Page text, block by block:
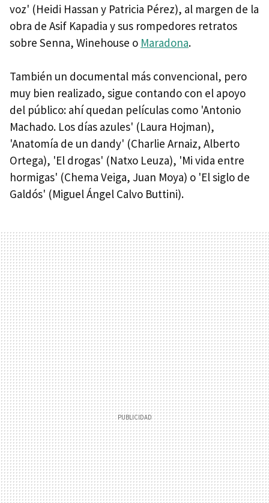
voz' (Heidi Hassan y Patricia Pérez), al margen de la
obra de Asif Kapadia y sus rompedores retratos
sobre Senna, Winehouse o Maradona.
También un documental más convencional, pero
muy bien realizado, sigue contando con el apoyo
del público: ahí quedan películas como 'Antonio
Machado. Los días azules' (Laura Hojman),
'Anatomía de un dandy' (Charlie Arnaiz, Alberto
Ortega), 'El drogas' (Natxo Leuza), 'Mi vida entre
hormigas' (Chema Veiga, Juan Moya) o 'El siglo de
Galdós' (Miguel Ángel Calvo Buttini).